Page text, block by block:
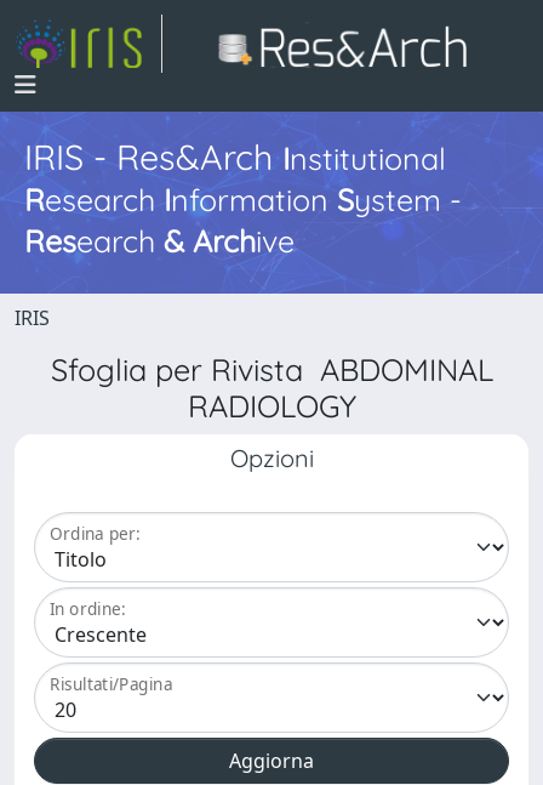
IRIS - Res&ArchInstitutional
Research InformationSystem -
Research & Archive
IRIS
Sfoglia per Rivista ABDOMINAL
RADIOLOGY
Opzioni
Ordina per:
In ordine:
Risultati/Pagina